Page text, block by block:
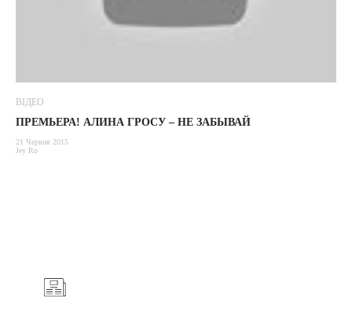
ВІДЕО
ПРЕМЬЕРА! АЛИНА ГРОСУ – НЕ ЗАБЫВАЙ
21 Червня 2015
Jey Ro